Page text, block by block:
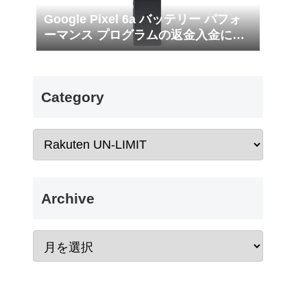
Google Pixel 6a バッテリー パフォ
ーマンス プログラムの返金入金につ
いて
Category
Archive